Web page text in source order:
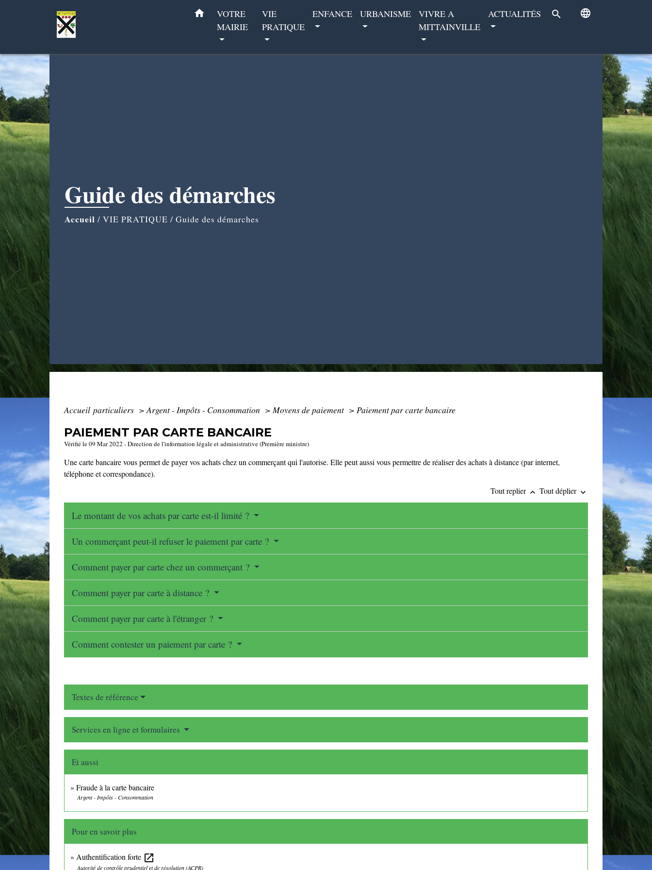
home
VOTRE
MAIRIE
VIE
PRATIQUE
ENFANCE URBANISME
VIVRE A
MITTAINVILLE
ACTUALITÉS search language
Guide des démarches
Accueil / VIE PRATIQUE / Guide des démarches
Accueil particuliers > Argent - Impôts - Consommation > Moyens de paiement > Paiement par carte bancaire
PAIEMENT PAR CARTE BANCAIRE
Vérifié le 09 Mar 2022 - Direction de l'information légale et administrative (Première ministre)
Une carte bancaire vous permet de payer vos achats chez un commerçant qui l'autorise. Elle peut aussi vous permettre de réaliser des achats à distance (par internet,
téléphone et correspondance).
Tout replier keyboard_arrow_up Tout déplier keyboard_arrow_down
Le montant de vos achats par carte est-il limité ?
Un commerçant peut-il refuser le paiement par carte ?
Comment payer par carte chez un commerçant ?
Comment payer par carte à distance ?
Comment payer par carte à l'étranger ?
Comment contester un paiement par carte ?
Textes de référence
Services en ligne et formulaires
Et aussi
Fraude à la carte bancaire
Argent - Impôts - Consommation
Pour en savoir plus
Authentification forte open_in_new
Autorité de contrôle prudentiel et de résolution (ACPR)